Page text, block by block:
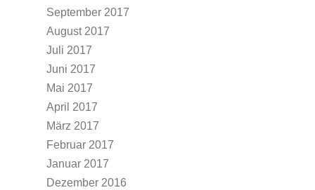
September 2017
August 2017
Juli 2017
Juni 2017
Mai 2017
April 2017
März 2017
Februar 2017
Januar 2017
Dezember 2016